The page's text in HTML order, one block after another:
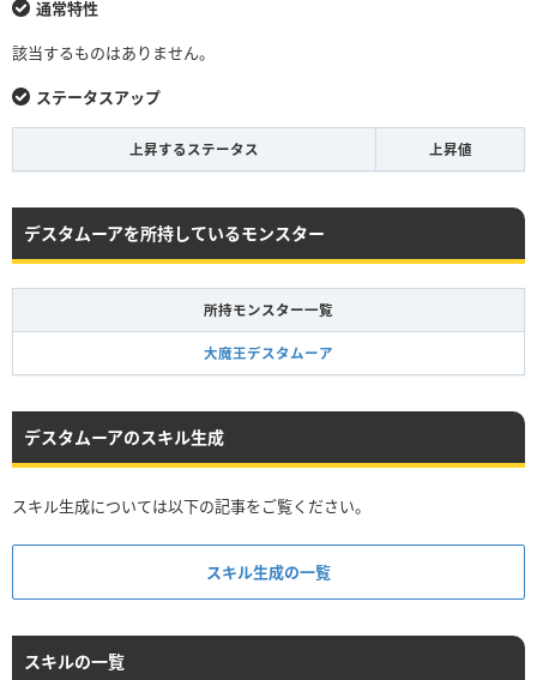
通常特性
該当するものはありません。
ステータスアップ
上昇するステータス 上昇値
デスタムーアを所持しているモンスター
所持モンスター一覧
大魔王デスタムーア
デスタムーアのスキル生成
スキル生成については以下の記事をご覧ください。
スキル生成の一覧
スキルの一覧